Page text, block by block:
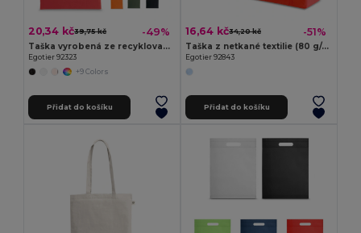
20,34 kč39,75 kč -49%
Taška vyrobená ze recyklované bavlny (70 %) a polyesteru (30% rPET) (150 g/m²)
Egotier 92323
+9 Colors
Přidat do košíku
16,64 kč34,20 kč -51%
Taška z netkané textilie (80 g/m²)
Egotier 92843
Přidat do košíku